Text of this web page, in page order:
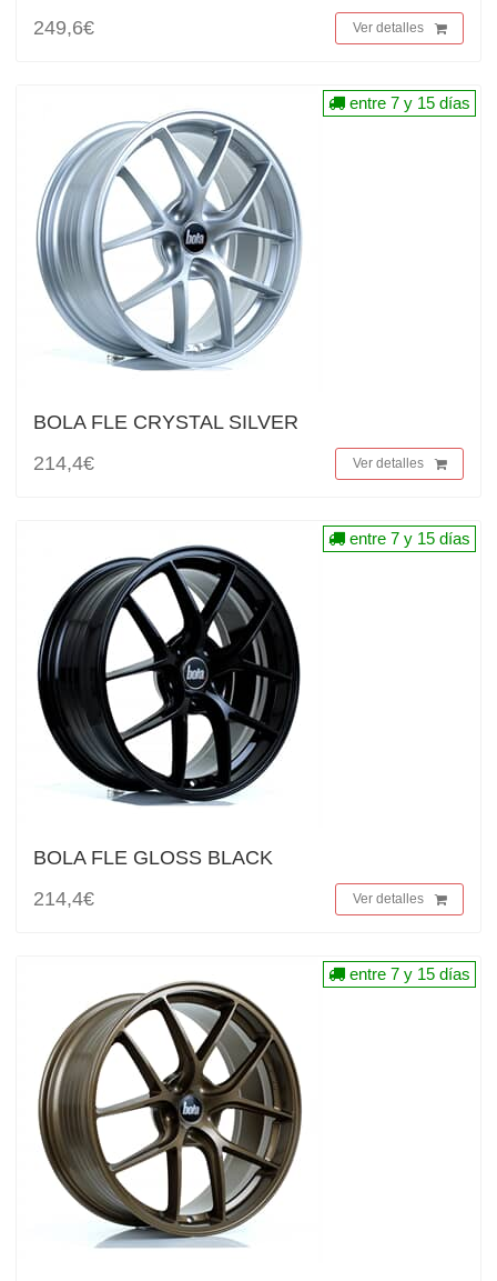
249,6€
Ver detalles
BOLA FLE CRYSTAL SILVER
214,4€
Ver detalles
entre 7 y 15 días
BOLA FLE GLOSS BLACK
214,4€
Ver detalles
entre 7 y 15 días
entre 7 y 15 días